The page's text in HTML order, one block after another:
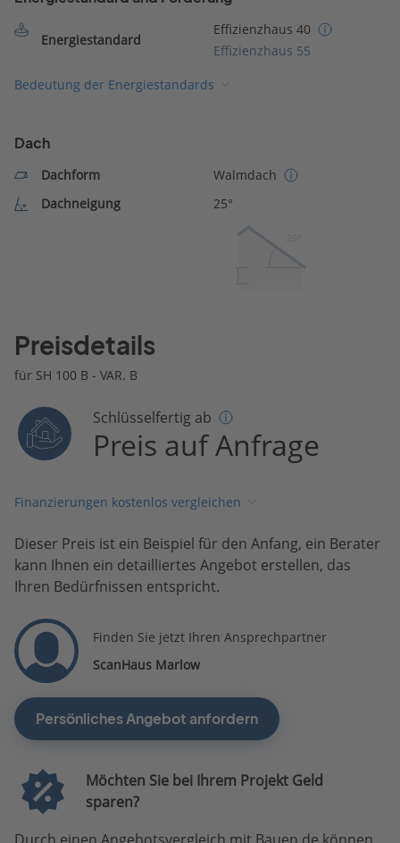
Energiestandard
Effizienzhaus 40
Effizienzhaus 55
Bedeutung der Energiestandards
Dach
Dachform
Walmdach
Dachneigung
25°
Preisdetails
für SH 100 B - VAR. B
Schlüsselfertig ab
Preis auf Anfrage
Finanzierungen kostenlos vergleichen
Dieser Preis ist ein Beispiel für den Anfang, ein Berater
kann Ihnen ein detailliertes Angebot erstellen, das
Ihren Bedürfnissen entspricht.
Finden Sie jetzt Ihren Ansprechpartner
ScanHaus Marlow
Persönliches Angebot anfordern
Möchten Sie bei Ihrem Projekt Geld
sparen?